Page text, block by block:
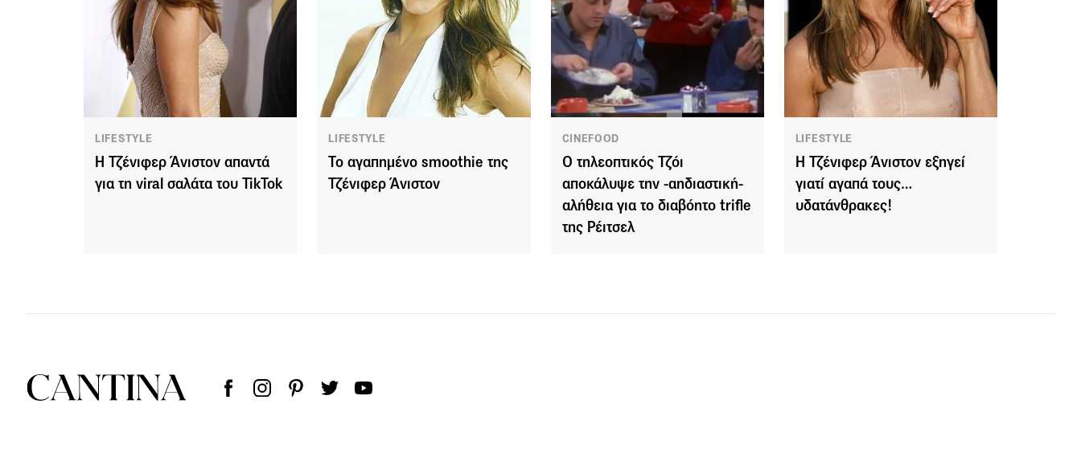
LIFESTYLE
H Τζένιφερ Άνιστον απαντά
για τη viral σαλάτα του TikTok
LIFESTYLE
Το αγαπημένο smoothie της
Τζένιφερ Άνιστον
CINEFOOD
Ο τηλεοπτικός Τζόι
αποκάλυψε την -αηδιαστική-
αλήθεια για το διαβόητο trifle
της Ρέιτσελ
LIFESTYLE
Η Τζένιφερ Άνιστον εξηγεί
γιατί αγαπά τους…
υδατάνθρακες!